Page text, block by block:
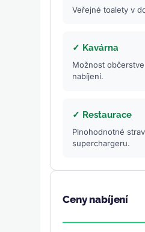
Veřejné toalety v
✓ Kavárna
Možnost
nabíjení.
✓ Restaurace
Plnohodnotné
superchargeru.
Ceny nabíjení